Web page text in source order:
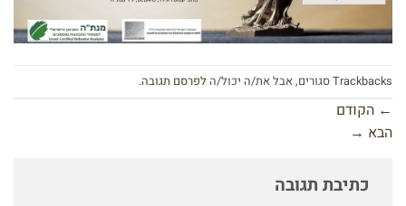
Trackbacks סגורים, אבל את/ה יכול/ה לפרסם תגובה.
← הקודם
הבא →
כתיבת תגובה